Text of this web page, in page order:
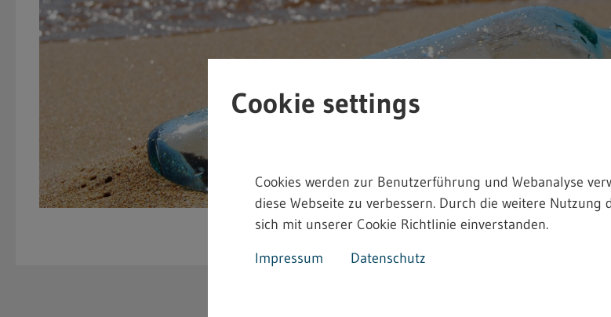
Cookie settings
Cookies werden zur Benutzerführung und Webanalyse
diese Webseite zu verbessern. Durch die weitere Nutzung
sich mit unserer Cookie Richtlinie einverstanden.
Impressum
Datenschutz